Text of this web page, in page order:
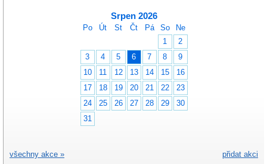
Srpen 2026
Po Út St Čt Pá So
Ne
1
2
3
4 5 6 7 8
9
10
11 12 13 14 15
16
17
18 19 20 21 22
23
24
25 26 27 28 29
30
31
přidat akci
všechny akce »